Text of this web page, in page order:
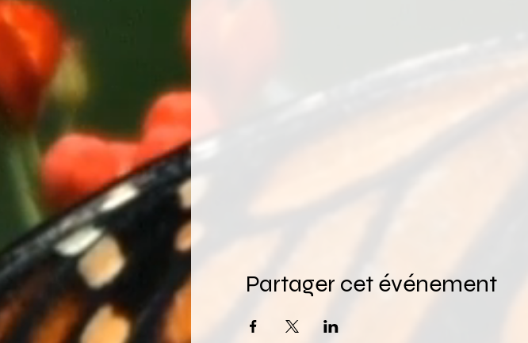
Partager cet événement